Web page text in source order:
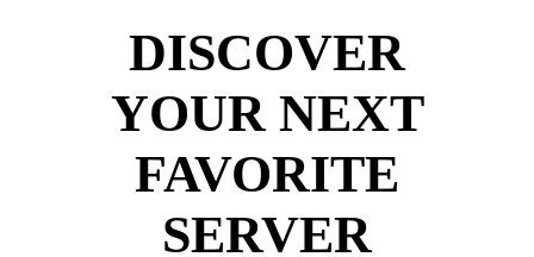
DISCOVER
YOUR NEXT
FAVORITE
SERVER